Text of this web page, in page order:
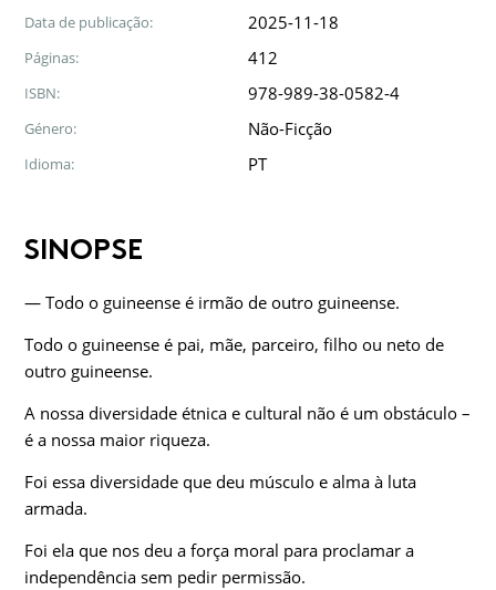
Data de publicação: 2025-11-18
Páginas: 412
ISBN: 978-989-38-0582-4
Género: Não-Ficção
Idioma: PT
SINOPSE
— Todo o guineense é irmão de outro guineense.
Todo o guineense é pai, mãe, parceiro, filho ou neto de
outro guineense.
A nossa diversidade étnica e cultural não é um obstáculo –
é a nossa maior riqueza.
Foi essa diversidade que deu músculo e alma à luta
armada.
Foi ela que nos deu a força moral para proclamar a
independência sem pedir permissão.